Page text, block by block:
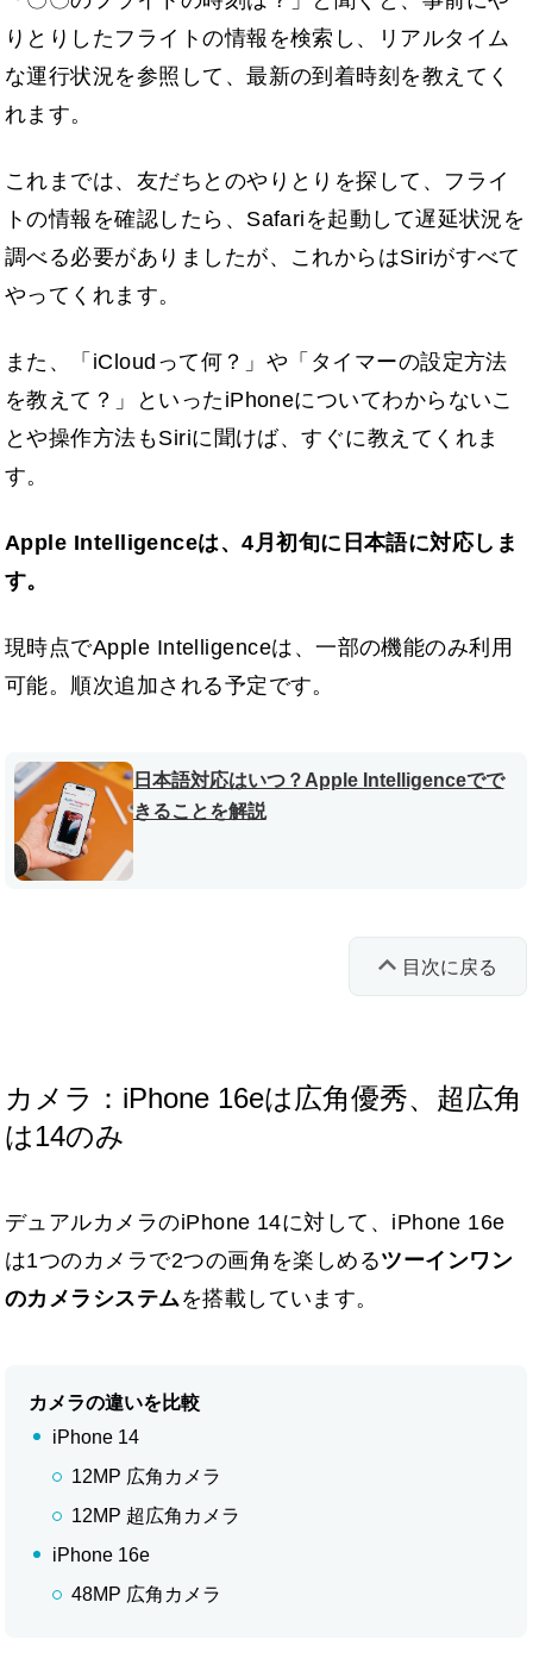
りとりしたフライトの情報を検索し、リアルタイム
な運行状況を参照して、最新の到着時刻を教えてく
れます。
これまでは、友だちとのやりとりを探して、フライ
トの情報を確認したら、Safariを起動して遅延状況を
調べる必要がありましたが、これからはSiriがすべて
やってくれます。
また、「iCloudって何？」や「タイマーの設定方法
を教えて？」といったiPhoneについてわからないこ
とや操作方法もSiriに聞けば、すぐに教えてくれま
す。
Apple Intelligenceは、4月初旬に日本語に対応しま
す。
現時点でApple Intelligenceは、一部の機能のみ利用
可能。順次追加される予定です。
日本語対応はいつ？Apple Intelligenceでで
きることを解説
目次に戻る
カメラ：iPhone 16eは広角優秀、超広角
は14のみ
デュアルカメラのiPhone 14に対して、iPhone 16e
は1つのカメラで2つの画角を楽しめるツーインワン
のカメラシステムを搭載しています。
カメラの違いを比較
iPhone 14
12MP 広角カメラ
12MP 超広角カメラ
iPhone 16e
48MP 広角カメラ